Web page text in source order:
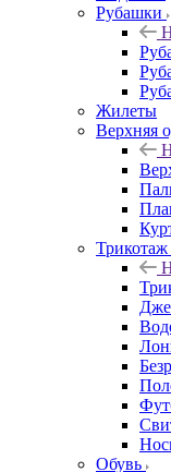
Рубашки
Жилеты
Верхняя
Трикотаж
Обувь